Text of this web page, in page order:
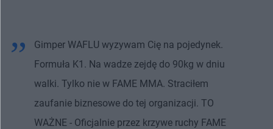
Gimper WAFLU wyzywam Cię na pojedynek.
Formuła K1. Na wadze zejdę do 90kg w dniu
walki. Tylko nie w FAME MMA. Straciłem
zaufanie biznesowe do tej organizacji. TO
WAŻNE - Oficjalnie przez krzywe ruchy FAME